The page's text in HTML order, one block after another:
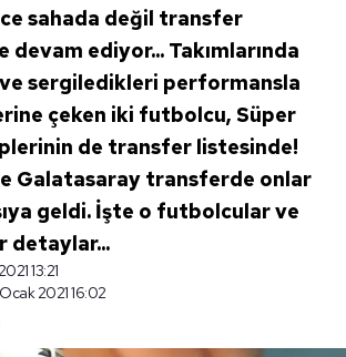
sahada değil transfer
devam ediyor... Takımlarında
sergiledikleri performansla
çeken iki futbolcu, Süper
de transfer listesinde!
Galatasaray transferde onlar
geldi. İşte o futbolcular ve
detaylar...
13:21
2021 16:02